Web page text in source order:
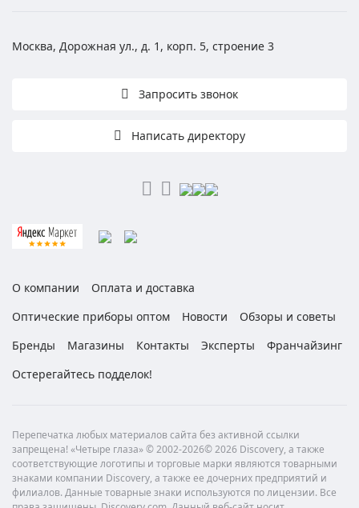
Москва, Дорожная ул., д. 1, корп. 5, строение 3
Запросить звонок
Написать директору
О компании
Оплата и доставка
Оптические приборы оптом
Новости
Обзоры и советы
Бренды
Магазины Контакты Эксперты
Франчайзинг
Остерегайтесь подделок!
Перепечатка любых материалов сайта без активной ссылки
запрещена! «Четыре глаза» © 2002-2026© 2026 Discovery, а также
соответствующие логотипы и торговые марки являются товарными
знаками компании Discovery, а также ее дочерних предприятий и
филиалов. Данные товарные знаки используются по лицензии. Все